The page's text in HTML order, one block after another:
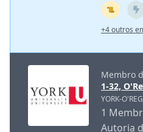
+4 outros
Membro
1-32,
YORK-
1
Autoria